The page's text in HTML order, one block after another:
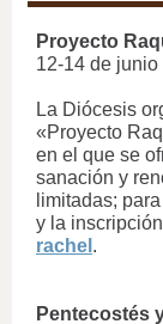
Proyecto
12-14 de junio
La Diócesis
«Proyecto
en el que se
sanación y
limitadas;
y la
rachel .
Pentecostés